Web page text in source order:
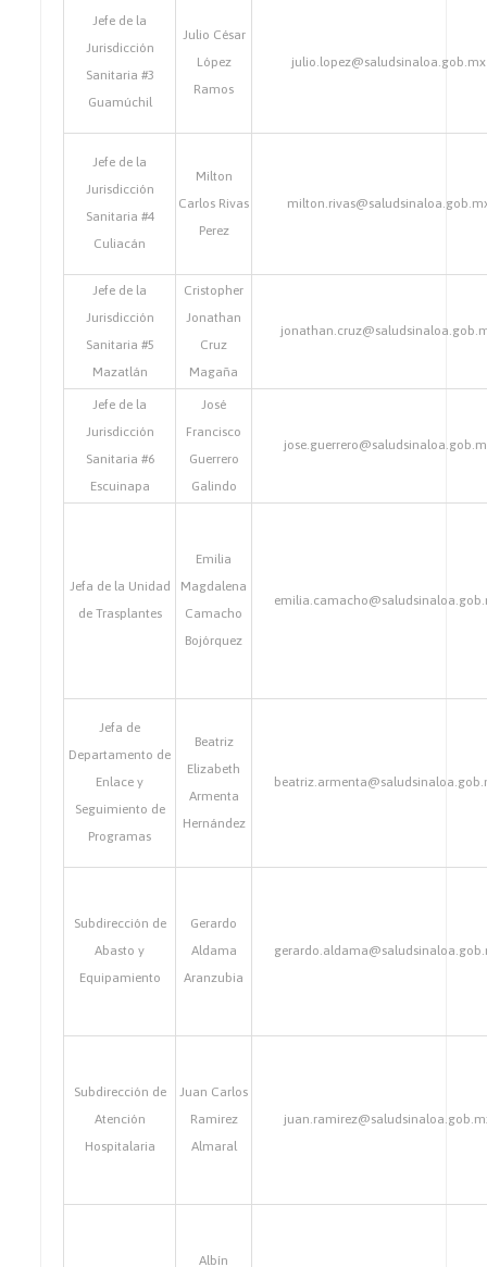
Jefe de la
Jurisdicción
Sanitaria #3
Guamúchil
Julio César
López
Ramos
julio.lopez@saludsinaloa.gob.mx
Jefe de la
Jurisdicción
Sanitaria #4
Culiacán
Milton
Carlos Rivas
Perez
Jefe de la
Jurisdicción
Sanitaria #5
Mazatlán
Cristopher
Jonathan
Cruz
Magaña
Jefe de la
Jurisdicción
Sanitaria #6
Escuinapa
José
Francisco
Guerrero
Galindo
Jefa de la Unidad
de Trasplantes
Emilia
Magdalena
Camacho
Bojórquez
Jefa de
Departamento de
Enlace y
Seguimiento de
Programas
Beatriz
Elizabeth
Armenta
Hernández
Subdirección de
Abasto y
Equipamiento
Gerardo
Aldama
Aranzubia
Subdirección de
Atención
Hospitalaria
Juan Carlos
Ramirez
Almaral
Albín